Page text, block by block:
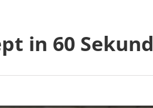
in 60